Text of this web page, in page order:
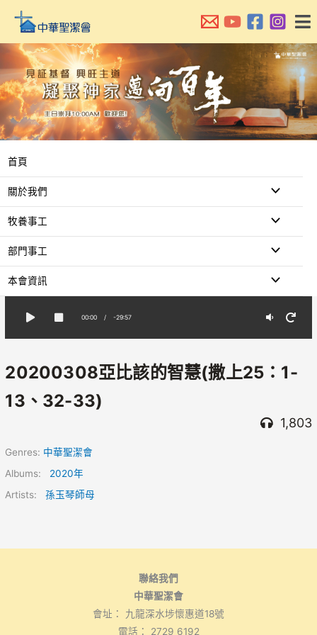
主
內
容
首頁
關於我們
牧養事工
部門事工
本會資訊
00:00 / -29:57
20200308亞比該的智慧(撒上25：1-
13、32-33)
1,803
Genres: 中華聖潔會
Albums: 2020年
Artists:孫玉琴師母
聯絡我們
中華聖潔會
會址： 九龍深水埗懷惠道18號
電話： 2729 6192